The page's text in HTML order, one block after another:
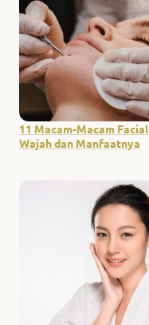
11 Macam-Macam Facial
Wajah dan Manfaatnya